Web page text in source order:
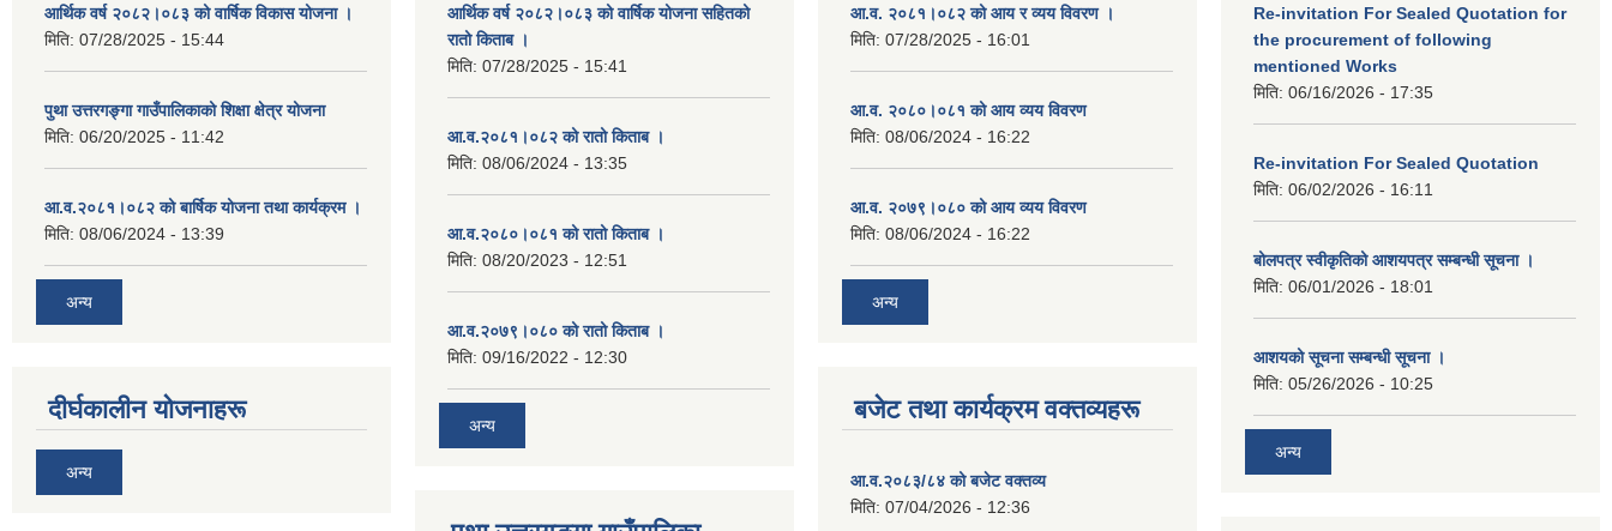
आर्थिक वर्ष २०८२।०८३ को वार्षिक विकास योजना ।
मिति: 07/28/2025 - 15:44
पुथा उत्तरगङ्गा गाउँपालिकाको शिक्षा क्षेत्र योजना
मिति: 06/20/2025 - 11:42
आ.व.२०८१।०८२ को बार्षिक योजना तथा कार्यक्रम ।
मिति: 08/06/2024 - 13:39
अन्य
दीर्घकालीन योजनाहरू
अन्य
आर्थिक वर्ष २०८२।०८३ को वार्षिक योजना सहितको
रातो किताब ।
मिति: 07/28/2025 - 15:41
आ.व.२०८१।०८२ को रातो किताब ।
मिति: 08/06/2024 - 13:35
आ.व.२०८०।०८१ को रातो किताब ।
मिति: 08/20/2023 - 12:51
आ.व.२०७९।०८० को रातो किताब ।
मिति: 09/16/2022 - 12:30
अन्य
आ.व. २०८१।०८२ को आय र व्यय विवरण ।
मिति: 07/28/2025 - 16:01
आ.व. २०८०।०८१ को आय व्यय विवरण
मिति: 08/06/2024 - 16:22
आ.व. २०७९।०८० को आय व्यय विवरण
मिति: 08/06/2024 - 16:22
अन्य
बजेट तथा कार्यक्रम वक्तव्यहरू
आ.व.२०८३/८४ को बजेट वक्तव्य
मिति: 07/04/2026 - 12:36
Re-invitation For Sealed Quotation for
the procurement of following
mentioned Works
मिति: 06/16/2026 - 17:35
Re-invitation For Sealed Quotation
मिति: 06/02/2026 - 16:11
बोलपत्र स्वीकृतिको आशयपत्र सम्बन्धी सूचना ।
मिति: 06/01/2026 - 18:01
आशयको सूचना सम्बन्धी सूचना ।
मिति: 05/26/2026 - 10:25
अन्य